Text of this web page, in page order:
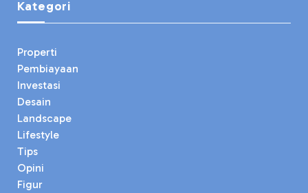
Kategori
Properti
Pembiayaan
Investasi
Desain
Landscape
Lifestyle
Tips
Opini
Figur